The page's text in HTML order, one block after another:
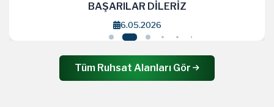
BAŞARILAR DİLERİZ
6.05.2026
Tüm Ruhsat Alanları Gör